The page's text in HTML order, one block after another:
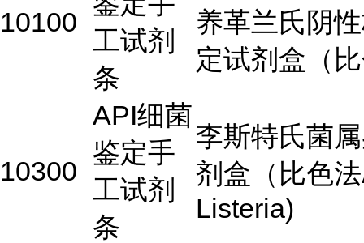
10100
工试剂
条
养革兰氏阴
定试剂盒（
10300
API细菌
鉴定手
工试剂
条
李斯特氏菌
剂盒（比色
Listeria)